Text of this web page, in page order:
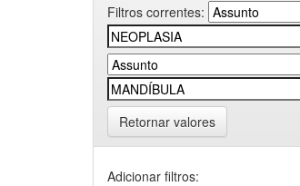
Filtros correntes:
Retornar valores
Adicionar filtros: